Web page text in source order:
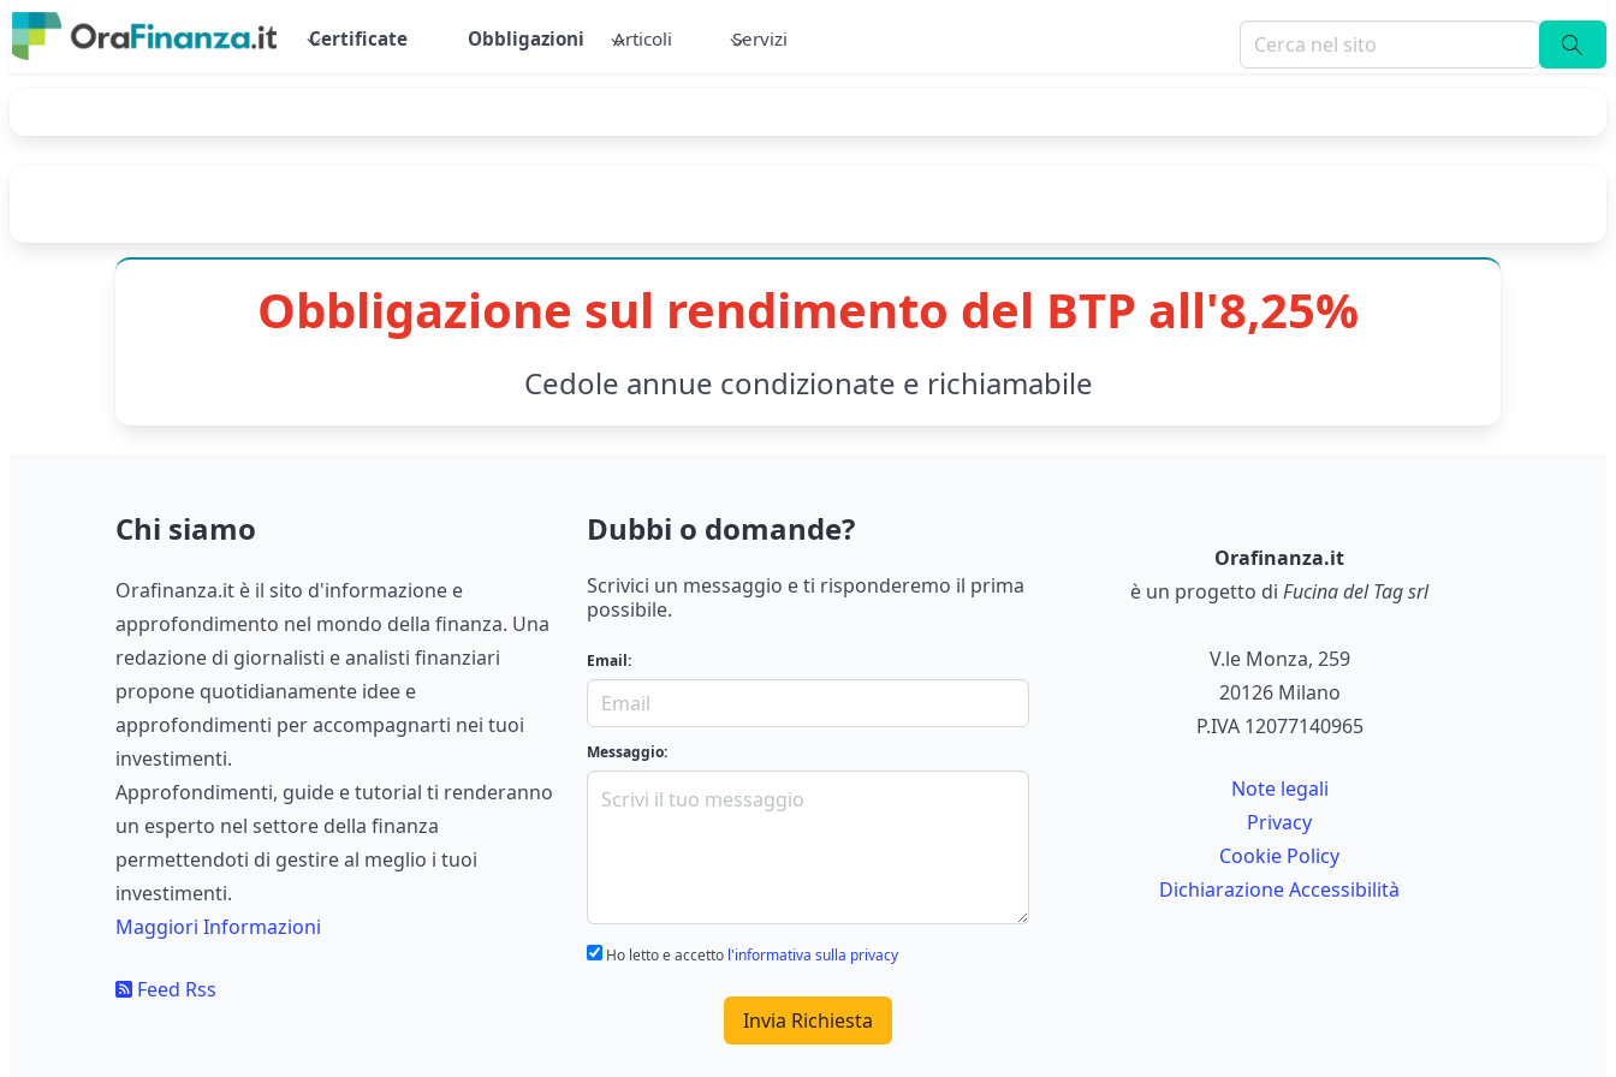
Certificate Obbligazioni Articoli Servizi
Obbligazione sul rendimento del BTP all'8,25%
Cedole annue condizionate e richiamabile
Chi siamo
Orafinanza.it è il sito d'informazione e
approfondimento nel mondo della finanza. Una
redazione di giornalisti e analisti finanziari
propone quotidianamente idee e
approfondimenti per accompagnarti nei tuoi
investimenti.
Approfondimenti, guide e tutorial ti renderanno
un esperto nel settore della finanza
permettendoti di gestire al meglio i tuoi
investimenti.
Maggiori Informazioni
Feed Rss
Dubbi o domande?
Scrivici un messaggio e ti risponderemo il prima
possibile.
Email:
Messaggio:
Ho letto e accetto l'informativa sulla privacy
Invia Richiesta
Orafinanza.it
è un progetto di Fucina del Tag srl
V.le Monza, 259
20126 Milano
P.IVA 12077140965
Note legali
Privacy
Cookie Policy
Dichiarazione Accessibilità